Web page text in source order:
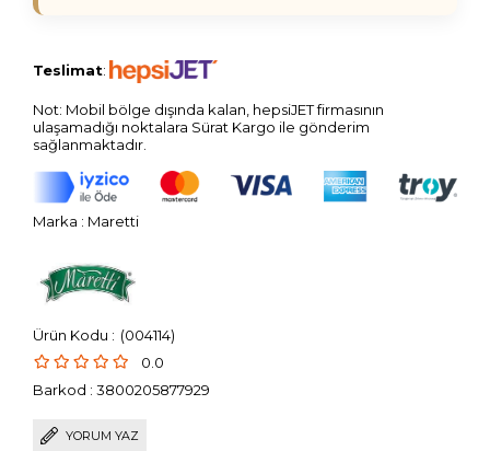
Teslimat:
Not: Mobil bölge dışında kalan, hepsiJET firmasının
ulaşamadığı noktalara Sürat Kargo ile gönderim
sağlanmaktadır.
Marka : Maretti
(004114)
0.0
Barkod : 3800205877929
YORUM YAZ